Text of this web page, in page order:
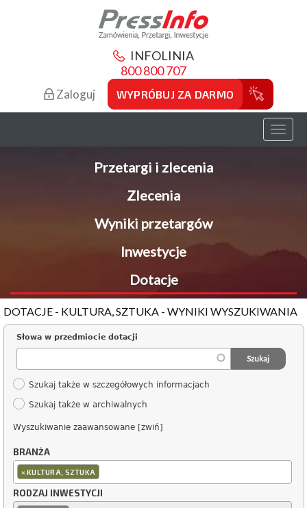
INFOLINIA
800 800 707
Zaloguj WYPRÓBUJ ZA DARMO
Toggle
Przetargi i zlecenia
Zlecenia
Wyniki przetargów
Inwestycje
Dotacje
DOTACJE - KULTURA, SZTUKA - WYNIKI WYSZUKIWANIA
Słowa w przedmiocie dotacji
Szukaj także w szczegółowych informacjach
Szukaj także w archiwalnych
Wyszukiwanie zaawansowane [zwiń]
BRANŻA
×KULTURA, SZTUKA
RODZAJ INWESTYCJI